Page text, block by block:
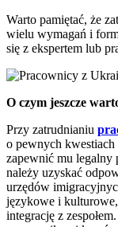
Warto pamiętać, że
wielu wymagań i
się z ekspertem lub
O czym jeszcze
Przy zatrudnianiu
o pewnych
zapewnić mu legalny
należy uzyskać
urzędów
językowe i
integrację z